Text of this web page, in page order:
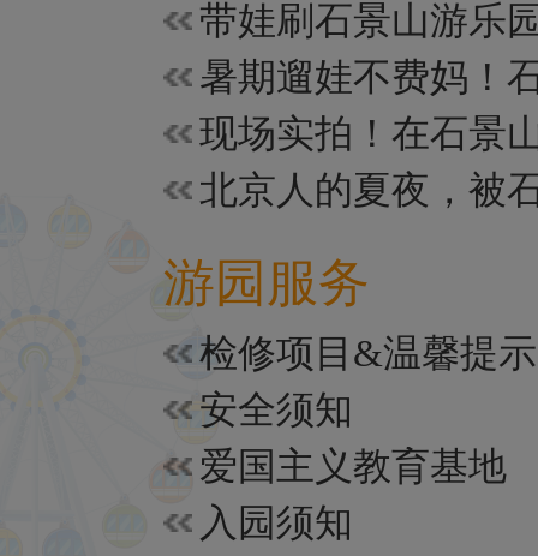
游园服务
检修项目&温馨提示
安全须知
爱国主义教育基地
入园须知